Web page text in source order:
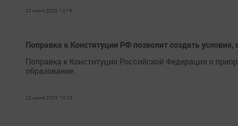
22 июня 2020, 12:16
Поправка к Конституции РФ позволит создать
Поправка к Конституции Российской Федерации о
образование.
22 июня 2020, 10:23